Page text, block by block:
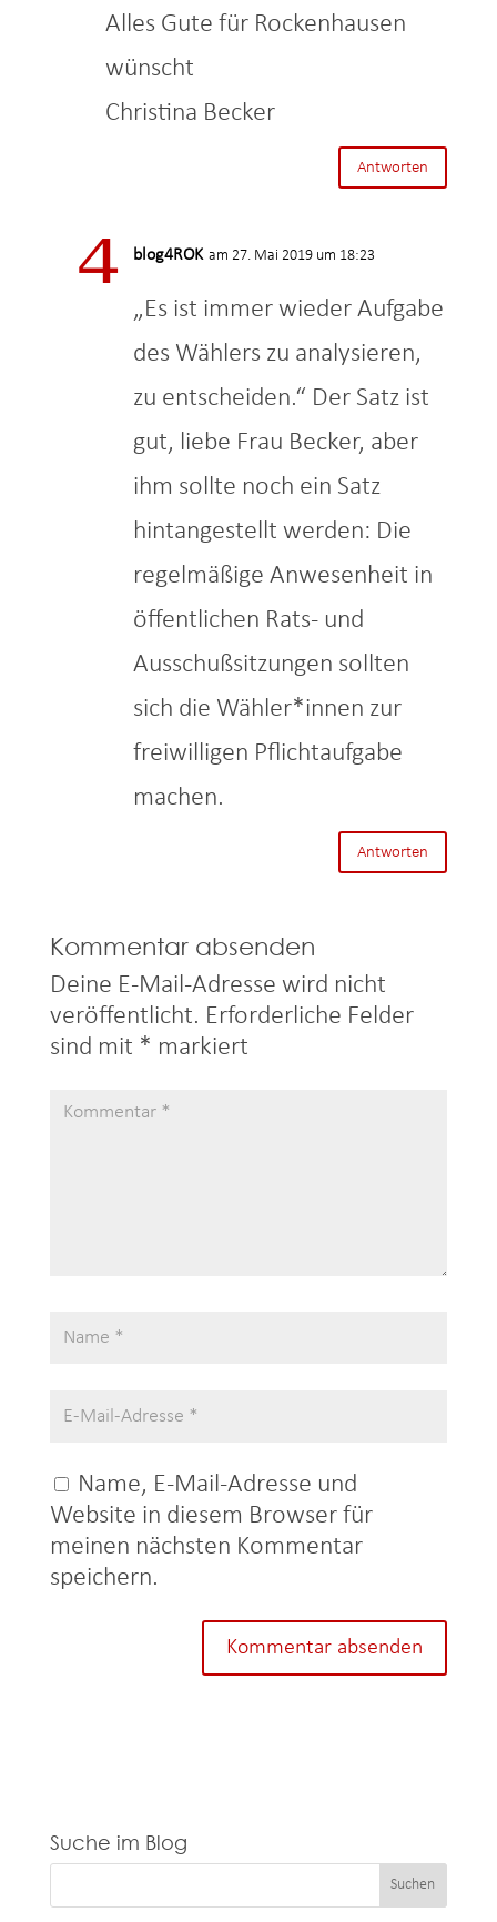
Alles Gute für Rockenhausen
wünscht
Christina Becker
Antworten
blog4ROK am 27. Mai 2019 um 18:23
„Es ist immer wieder Aufgabe
des Wählers zu analysieren,
zu entscheiden.“ Der Satz ist
gut, liebe Frau Becker, aber
ihm sollte noch ein Satz
hintangestellt werden: Die
regelmäßige Anwesenheit in
öffentlichen Rats- und
Ausschußsitzungen sollten
sich die Wähler*innen zur
freiwilligen Pflichtaufgabe
machen.
Antworten
Kommentar absenden
Deine E-Mail-Adresse wird nicht
veröffentlicht. Erforderliche Felder
sind mit * markiert
Name, E-Mail-Adresse und
Website in diesem Browser für
meinen nächsten Kommentar
speichern.
Suche im Blog